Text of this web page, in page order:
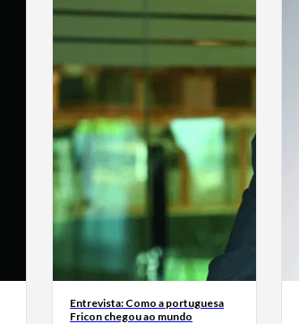
Entrevista: Como a portuguesa
Fricon chegou ao mundo